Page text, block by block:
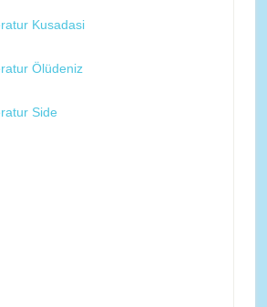
Kusadasi
Ölüdeniz
Side